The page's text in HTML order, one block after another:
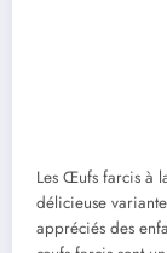
Les Œufs farcis à
délicieuse
appréciés des